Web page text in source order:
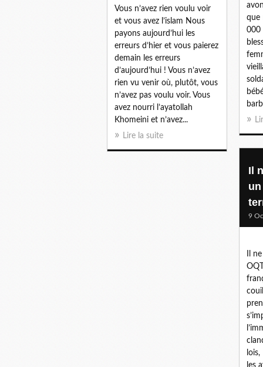
que
000
Vous n’avez rien voulu voir
et vous avez l’islam Nous
payons aujourd’hui les
erreurs d’hier et vous paierez
demain les erreurs
d’aujourd’hui ! Vous n’avez
rien vu venir où, plutôt, vous
n’avez pas voulu voir. Vous
avez nourri l’ayatollah
Khomeini et n’avez...
Lire la suite
Il
9
Il
les